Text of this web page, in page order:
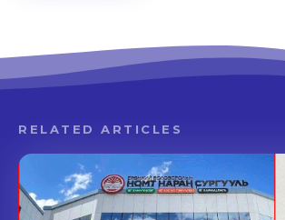
RELATED ARTICLES